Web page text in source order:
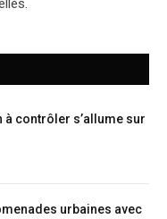
à contrôler s’allume sur
urbaines avec